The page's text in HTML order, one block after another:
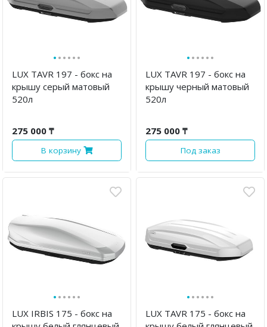
······
LUX TAVR 197 - бокс на
крышу серый матовый
520л
275 000 ₸
В корзину
······
LUX TAVR 197 - бокс на
крышу черный матовый
520л
275 000 ₸
Под заказ
······
LUX IRBIS 175 - бокс на
······
LUX TAVR 175 - бокс на